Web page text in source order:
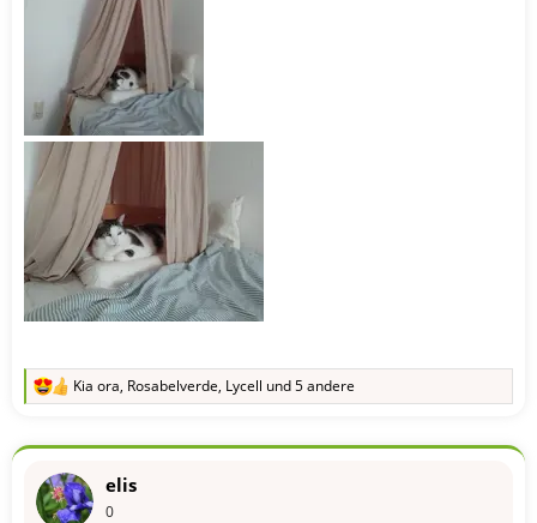
R
k
o
Kia ora, Rosabelverde, Lycell und 5 andere
elis
0